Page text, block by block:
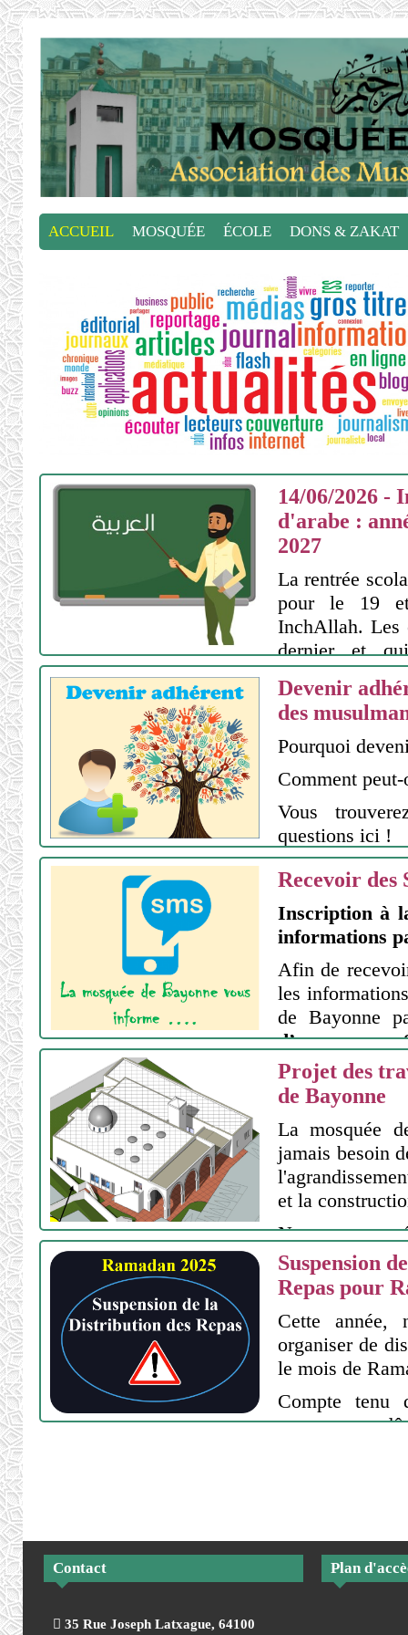
ACCUEIL MOSQUÉE ÉCOLE DONS & ZAKAT
14/06/2026 -
d'arabe :
2027
La rentrée
pour le 19 et
InchAllah. Les
dernier et
doivent
Afin de
13/09/2026 à
Devenir
des
Pourquoi
Comment
Vous
questions ici !
Recevoir des
Inscription à
informations
Afin de
les
de Bayonne
d’envoyer un
49 96 56avec
prénomen
Projet des
de Bayonne
La mosquée
jamais besoin
et la
Nous avons
l'achat du
mosquée qui
d'un
conformité de
Suspension
Repas pour
Cette année,
organiser de
le mois de
Compte tenu
nous avons
puisse être
pouvoir
Contact
35 Rue Joseph Latxague, 64100
Plan